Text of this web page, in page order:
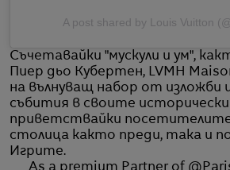
A post shared by Louis Vuitton
Съчетавайки "мускули и ум",
Пиер дьо Кубертен, LVMH
на вълнуващ набор от изложби
събития в своите
приветствайки
столица както преди, така и
Игрите.
As a premium Partner of